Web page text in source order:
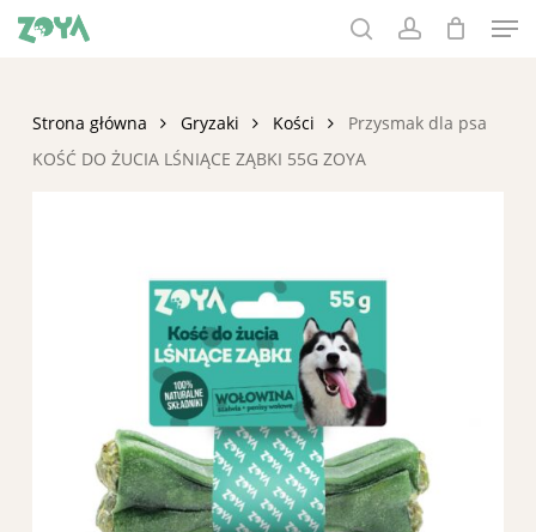
Skip
Strona główna Gryzaki Kości
Przysmak dla psa
KOŚĆ DO ŻUCIA LŚNIĄCE ZĄBKI 55G ZOYA